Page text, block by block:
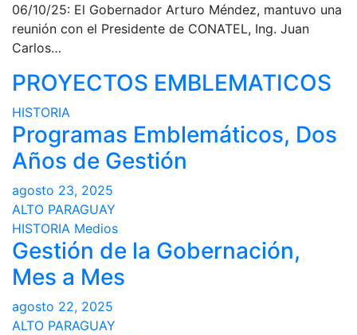
06/10/25: El Gobernador Arturo Méndez, mantuvo una
reunión con el Presidente de CONATEL, Ing. Juan
Carlos…
PROYECTOS EMBLEMATICOS
HISTORIA
Programas Emblemáticos, Dos
Años de Gestión
agosto 23, 2025
ALTO PARAGUAY
HISTORIA Medios
Gestión de la Gobernación,
Mes a Mes
agosto 22, 2025
ALTO PARAGUAY